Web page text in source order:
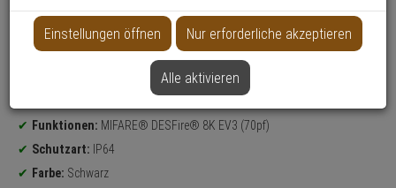
Datenblatt drucken
Produktinformationen
Zubehörartikel, wAppLoxx Mifare Tag, Transponder, Schlüsselanhänger
wAppLoxx Pro, Secoris, TECTIQ (Data-on-Card)
Funktionen: MIFARE® DESFire® 8K EV3 (70pf)
Schutzart: IP64
Farbe: Schwarz
Einstellungen öffnen Nur erforderliche akzeptieren
Alle aktivieren